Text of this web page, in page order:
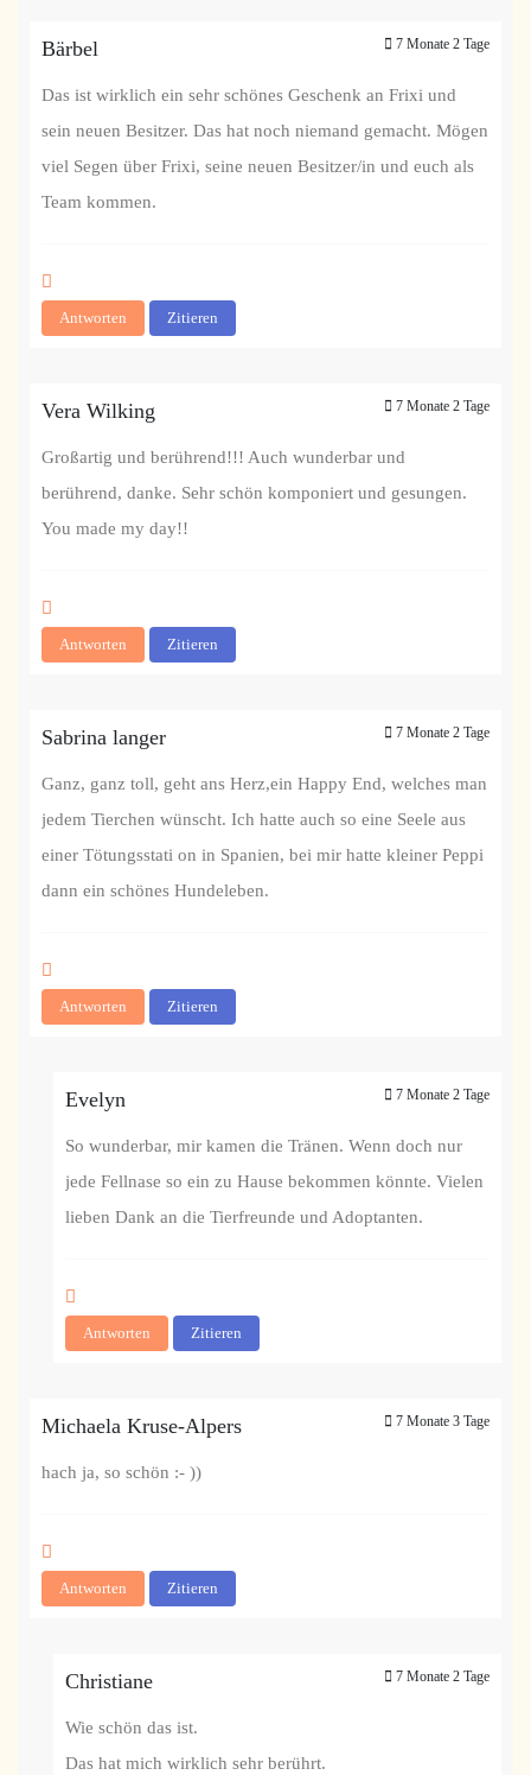
Bärbel 7 Monate 2 Tage
Das ist wirklich ein sehr schönes Geschenk an Frixi und
sein neuen Besitzer. Das hat noch niemand gemacht. Mögen
viel Segen über Frixi, seine neuen Besitzer/in und euch als
Team kommen.
Antworten Zitieren
Vera Wilking 7 Monate 2 Tage
Großartig und berührend!!! Auch wunderbar und
berührend, danke. Sehr schön komponiert und gesungen.
You made my day!!
Antworten Zitieren
Sabrina langer 7 Monate 2 Tage
Ganz, ganz toll, geht ans Herz,ein Happy End, welches man
jedem Tierchen wünscht. Ich hatte auch so eine Seele aus
einer Tötungsstati on in Spanien, bei mir hatte kleiner Peppi
dann ein schönes Hundeleben.
Antworten Zitieren
Evelyn 7 Monate 2 Tage
So wunderbar, mir kamen die Tränen. Wenn doch nur
jede Fellnase so ein zu Hause bekommen könnte. Vielen
lieben Dank an die Tierfreunde und Adoptanten.
Antworten Zitieren
Michaela Kruse-Alpers 7 Monate 3 Tage
hach ja, so schön :- ))
Antworten Zitieren
Christiane 7 Monate 2 Tage
Wie schön das ist.
Das hat mich wirklich sehr berührt.